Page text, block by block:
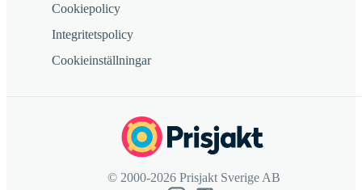
Cookiepolicy
Integritetspolicy
Cookieinställningar
© 2000-2026 Prisjakt Sverige AB